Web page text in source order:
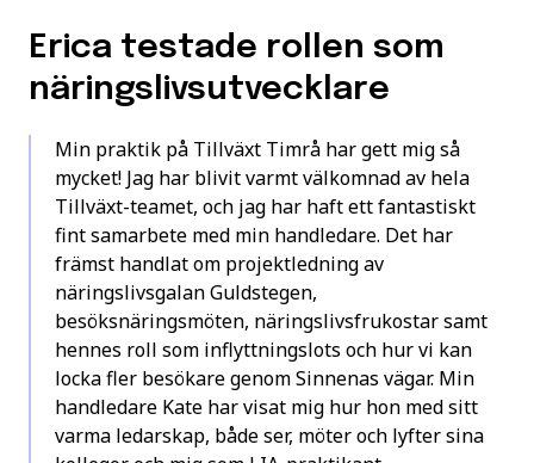
Erica testade rollen som
näringslivsutvecklare
Min praktik på Tillväxt Timrå har gett mig så
mycket! Jag har blivit varmt välkomnad av hela
Tillväxt-teamet, och jag har haft ett fantastiskt
fint samarbete med min handledare. Det har
främst handlat om projektledning av
näringslivsgalan Guldstegen,
besöksnäringsmöten, näringslivsfrukostar samt
hennes roll som inflyttningslots och hur vi kan
locka fler besökare genom Sinnenas vägar. Min
handledare Kate har visat mig hur hon med sitt
varma ledarskap, både ser, möter och lyfter sina